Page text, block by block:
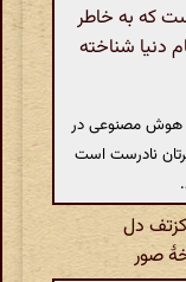
که به خاطر
دنیا شناخته
هوش مصنوعی در
نادرست است
دل
صور